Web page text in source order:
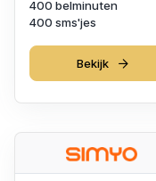
400 belminuten
400 sms'jes
Bekijk